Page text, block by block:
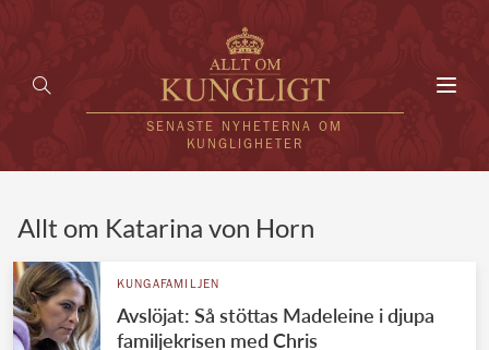
SENASTE NYHETERNA OM
KUNGLIGHETER
UTLÄNDSKT
Allt om Katarina von Horn
KUNGAFAMILJEN
Avslöjat: Så stöttas Madeleine i djupa
familjekrisen med Chris